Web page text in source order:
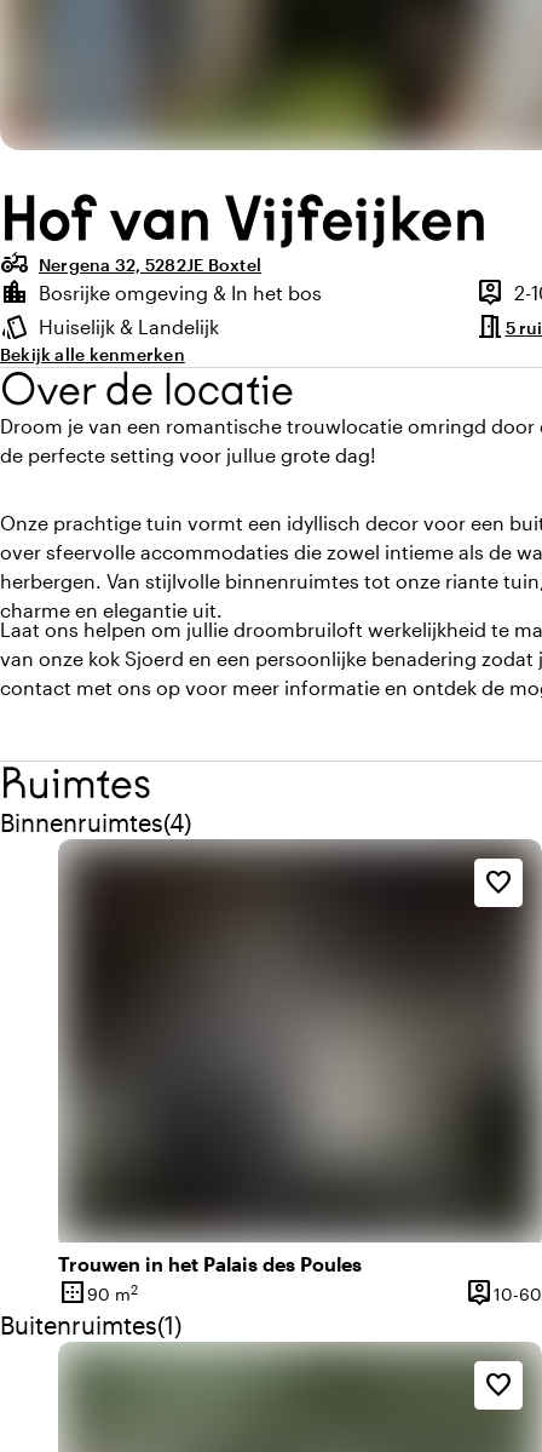
Hof van Vijfeijken
agriculture Nergena 32, 5282JE Boxtel
Highlights
location_city
Locatie en omgeving
Bosrijke omgeving & In het bos person_pin 2-
style
Sfeer en uitstraling
Huiselijk & Landelijk meeting_room 5
Bekijk alle kenmerken
Over de locatie
Droom je van een romantische trouwlocatie omringd
de perfecte setting voor jullue grote dag!
Onze prachtige tuin vormt een idyllisch decor voor een
over sfeervolle accommodaties die zowel intieme als de
herbergen. Van stijlvolle binnenruimtes tot onze riante
charme en elegantie uit.
Laat ons helpen om jullie droombruiloft werkelijkheid te
van onze kok Sjoerd en een persoonlijke benadering
contact met ons op voor meer informatie en ontdek de
Ruimtes
Binnenruimtes
Aantal binnenruimtes: 4
(4)
Trouwen in het Palais des Poules
border_outer
Oppervlakte
90 m2 person_pin10-60
favorite_border
Buitenruimtes
Aantal buitenruimtes: 1
(1)
favorite_border